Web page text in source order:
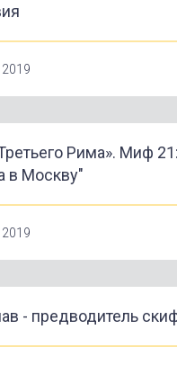
Рима». Миф
в Москву"
- предводитель